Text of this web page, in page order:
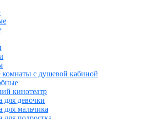
с душевой кабиной
кинотеатр
для девочки
для мальчика